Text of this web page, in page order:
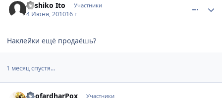
Yoshiko Ito Участники
4 Июня, 201016 г
Наклейки ещё продаёшь?
1 месяц спустя...
poofardharPox Участники